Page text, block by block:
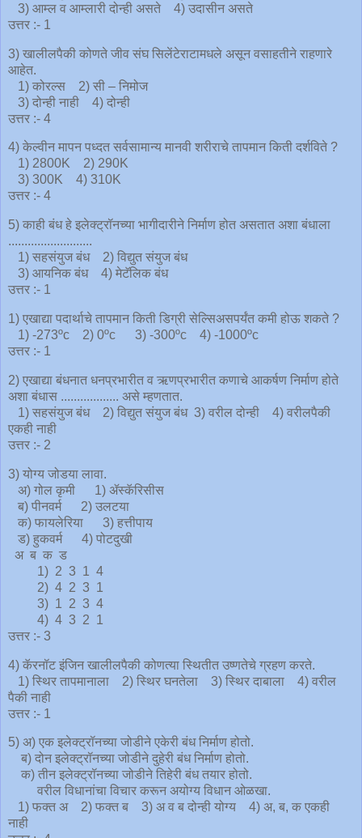
3) आम्ल व आम्लारी दोन्ही असते 4) उदासीन असते
उत्तर :- 1
3) खालीलपैकी कोणते जीव संघ सिलेंटेराटामधले असून वसाहतीने राहणारे
आहेत.
1) कोरल्स 2) सी – निमोज
3) दोन्ही नाही 4) दोन्ही
उत्तर :- 4
4) केल्वीन मापन पध्दत सर्वसामान्य मानवी शरीराचे तापमान किती दर्शविते ?
1) 2800K 2) 290K
3) 300K 4) 310K
उत्तर :- 4
5) काही बंध हे इलेक्ट्रॉनच्या भागीदारीने निर्माण होत असतात अशा बंधाला
..........................
1) सहसंयुज बंध 2) विद्युत संयुज बंध
3) आयनिक बंध 4) मेटॅलिक बंध
उत्तर :- 1
1) एखाद्या पदार्थाचे तापमान किती डिग्री सेल्सिअसपर्यंत कमी होऊ शकते ?
1) -273ºc 2) 0ºc 3) -300ºc 4) -1000ºc
उत्तर :- 1
2) एखाद्या बंधनात धनप्रभारीत व ऋणप्रभारीत कणाचे आकर्षण निर्माण होते
अशा बंधास .................. असे म्हणतात.
1) सहसंयुज बंध 2) विद्युत संयुज बंध 3) वरील दोन्ही 4) वरीलपैकी
एकही नाही
उत्तर :- 2
3) योग्य जोडया लावा.
अ) गोल कृमी 1) ॲस्कॅरिसीस
ब) पीनवर्म 2) उलटया
क) फायलेरिया 3) हत्तीपाय
ड) हुकवर्म 4) पोटदुखी
अ ब क ड
1) 2 3 1 4
2) 4 2 3 1
3) 1 2 3 4
4) 4 3 2 1
उत्तर :- 3
4) कॅरनॉट इंजिन खालीलपैकी कोणत्या स्थितीत उष्णतेचे ग्रहण करते.
1) स्थिर तापमानाला 2) स्थिर घनतेला 3) स्थिर दाबाला 4) वरील
पैकी नाही
उत्तर :- 1
5) अ) एक इलेक्ट्रॉनच्या जोडीने एकेरी बंध निर्माण होतो.
ब) दोन इलेक्ट्रॉनच्या जोडीने दुहेरी बंध निर्माण होतो.
क) तीन इलेक्ट्रॉनच्या जोडीने तिहेरी बंध तयार होतो.
वरील विधानांचा विचार करून अयोग्य विधान ओळखा.
1) फक्त अ 2) फक्त ब 3) अ व ब दोन्ही योग्य 4) अ, ब, क एकही
नाही